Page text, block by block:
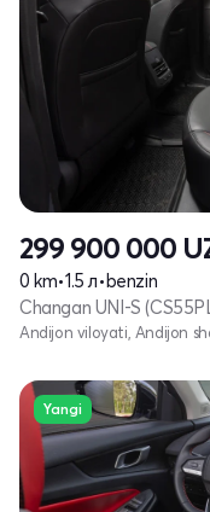
299 900 000
0 km•1.5 л•benzin
Changan UNI-S
Andijon viloyati, Andijon
Yangi